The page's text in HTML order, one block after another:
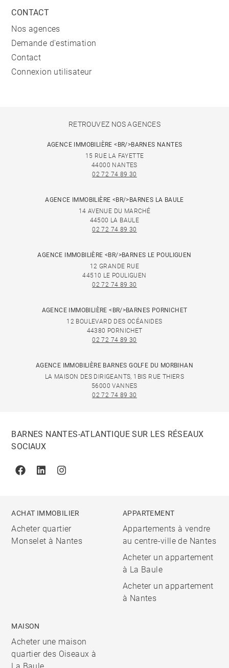
CONTACT
Nos agences
Demande d'estimation
Contact
Connexion utilisateur
RETROUVEZ NOS AGENCES
AGENCE IMMOBILIÈRE <BR/>BARNES NANTES
15 RUE LA FAYETTE
44000 NANTES
02 72 74 89 30
AGENCE IMMOBILIÈRE <BR/>BARNES LA BAULE
14 AVENUE DU MARCHÉ
44500 LA BAULE
02 72 74 89 30
AGENCE IMMOBILIÈRE <BR/>BARNES LE POULIGUEN
12 GRANDE RUE
44510 LE POULIGUEN
02 72 74 89 30
AGENCE IMMOBILIÈRE <BR/>BARNES PORNICHET
12 BOULEVARD DES OCÉANIDES
44380 PORNICHET
02 72 74 89 30
AGENCE IMMOBILIÈRE BARNES GOLFE DU MORBIHAN
LA MAISON DES DIRIGEANTS, 1BIS RUE THIERS
56000 VANNES
02 72 74 89 30
BARNES NANTES-ATLANTIQUE SUR LES RÉSEAUX
SOCIAUX
FacebookLinkedinInstagram
ACHAT IMMOBILIER
Acheter quartier
Monselet à Nantes
APPARTEMENT
Appartements à vendre
au centre-ville de Nantes
Acheter un appartement
à La Baule
Acheter un appartement
à Nantes
MAISON
Acheter une maison
quartier des Oiseaux à